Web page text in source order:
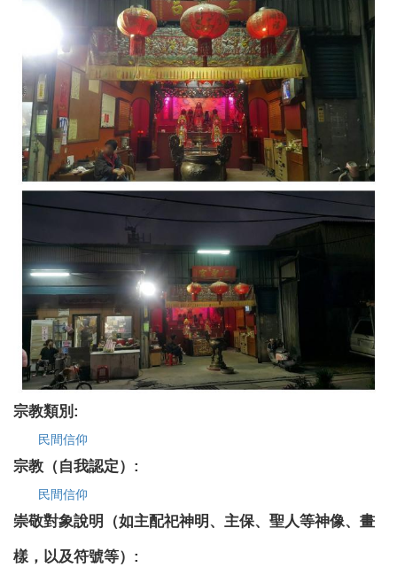
宗教類別:
民間信仰
宗教（自我認定）:
民間信仰
崇敬對象說明（如主配祀神明、主保、聖人等神像、畫
樣，以及符號等）: